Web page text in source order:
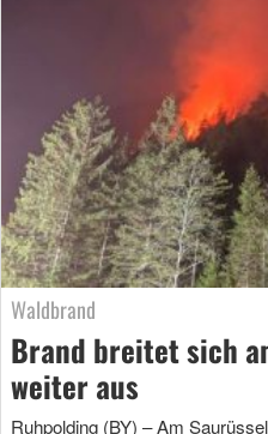
Waldbrand
Brand breitet sich
weiter aus
Ruhpolding (BY) – Am